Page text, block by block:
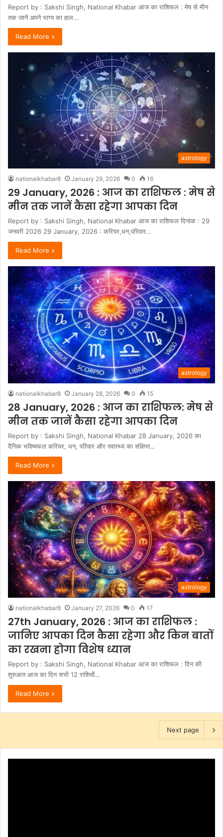
Report by : Sakshi Singh, National Khabar आज का राशिफल : मेष से मीन
तक जानें अपने भाग्य का हाल…
Read More »
astrology
nationalkhabar8 January 29, 2026 0 16
29 January, 2026 : आज का राशिफल : मेष से
मीन तक जानें कैसा रहेगा आपका दिन
Report by : Sakshi Singh, National Khabar आज का राशिफल दिनांक : 29
जनवरी 2026 29 January, 2026 : करियर,धन,परिवार…
Read More »
astrology
nationalkhabar8 January 28, 2026 0 15
28 January, 2026 : आज का राशिफल: मेष से
मीन तक जानें कैसा रहेगा आपका दिन
Report by : Sakshi Singh, National Khabar 28 January, 2026 का
दैनिक भविष्यफल करियर, धन, परिवार और स्वास्थ्य का संक्षिप्त…
Read More »
astrology
nationalkhabar8 January 27, 2026 0 17
27th January, 2026 : आज का राशिफल :
जानिए आपका दिन कैसा रहेगा और किन बातों
का रखना होगा विशेष ध्यान
Report by : Sakshi Singh, National Khabar आज का राशिफल : दिन की
शुरुआत आज का दिन सभी 12 राशियों…
Read More »
Next page